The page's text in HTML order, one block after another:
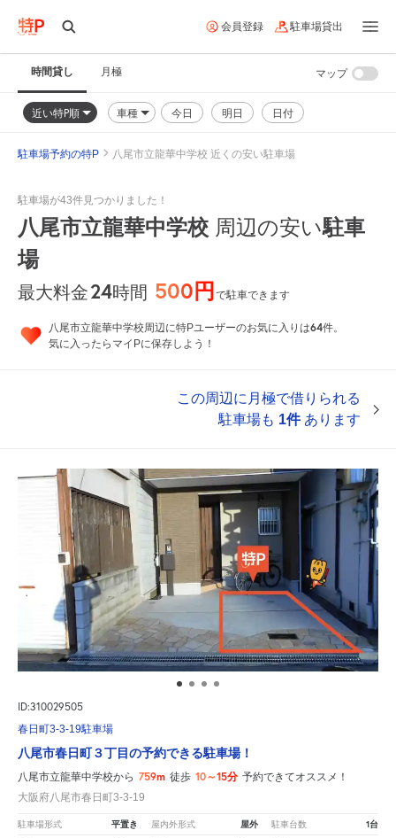
会員登録 駐車場貸出
時間貸し 月極
近い特P順 車種 今日 明日 日付
マップ
駐車場予約の特P 八尾市立龍華中学校 近くの安い駐車場
駐車場が43件見つかりました！
八尾市立龍華中学校 周辺の安い駐車
場
最大料金24時間 500円で駐車できます
八尾市立龍華中学校周辺に特Pユーザーのお気に入りは64件。
気に入ったらマイPに保存しよう！
この周辺に月極で借りられる
駐車場も 1件あります
ID:310029505
春日町3-3-19駐車場
八尾市春日町３丁目の予約できる駐車場！
八尾市立龍華中学校から 759m 徒歩 10～15分 予約できてオススメ！
大阪府八尾市春日町3-3-19
駐車場形式 平置き 屋内外形式 屋外 駐車台数 1台